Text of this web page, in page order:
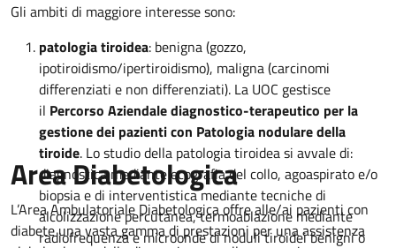
Gli ambiti di maggiore interesse sono:
patologia tiroidea: benigna (gozzo,
ipotiroidismo/ipertiroidismo), maligna (carcinomi
differenziati e non differenziati). La UOC gestisce
il Percorso Aziendale diagnostico-terapeutico per la
gestione dei pazienti con Patologia nodulare della
tiroide. Lo studio della patologia tiroidea si avvale di:
diagnostica mediante ecografia del collo, agoaspirato e/o
biopsia e di interventistica mediante tecniche di
alcolizzazione percutanea, termoablazione mediante
radiofrequenza e microonde di noduli tiroidei benigni o
Area Diabetologica
L’Area Ambulatoriale Diabetologica offre alle/ai pazienti con
diabete una vasta gamma di prestazioni per una assistenza